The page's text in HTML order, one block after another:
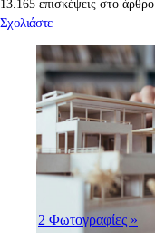
13.165 επισκέψεις στο άρθρο
Σχολιάστε
2 Φωτογραφίες »